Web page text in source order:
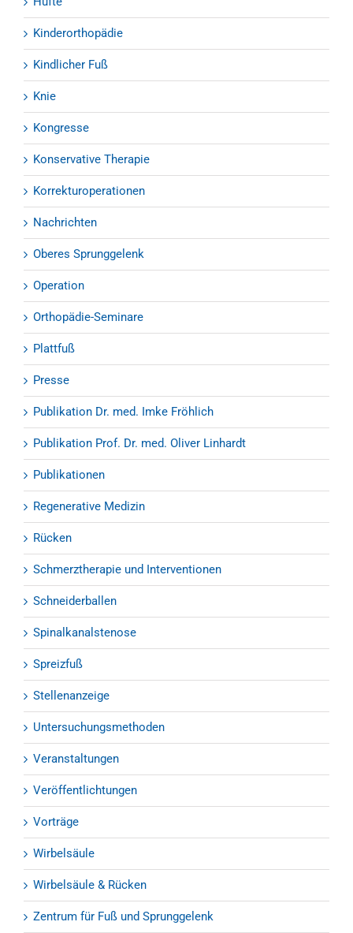
Kinderorthopädie
Kindlicher Fuß
Knie
Kongresse
Konservative Therapie
Korrekturoperationen
Nachrichten
Oberes Sprunggelenk
Operation
Orthopädie-Seminare
Plattfuß
Presse
Publikation Dr. med. Imke Fröhlich
Publikation Prof. Dr. med. Oliver Linhardt
Publikationen
Regenerative Medizin
Rücken
Schmerztherapie und Interventionen
Schneiderballen
Spinalkanalstenose
Spreizfuß
Stellenanzeige
Untersuchungsmethoden
Veranstaltungen
Veröffentlichtungen
Vorträge
Wirbelsäule
Wirbelsäule & Rücken
Zentrum für Fuß und Sprunggelenk